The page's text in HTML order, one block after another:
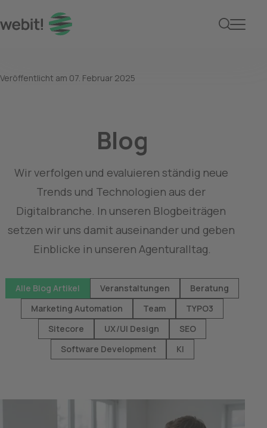
Veröffentlicht am 07. Februar 2025
Blog
Wir verfolgen und evaluieren ständig neue
Trends und Technologien aus der
Digitalbranche. In unseren Blogbeiträgen
setzen wir uns damit auseinander und geben
Einblicke in unseren Agenturalltag.
Alle Blog Artikel Veranstaltungen
Beratung
Marketing Automation
Team
TYPO3
Sitecore
UX/UI Design
SEO
Software Development
KI